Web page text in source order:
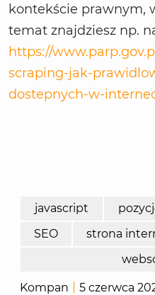
kontekście prawnym,
temat znajdziesz np.
https://
scraping-jak-
dostepnych-w-
javascript
SEO
strona
Kompan 5 czerwca